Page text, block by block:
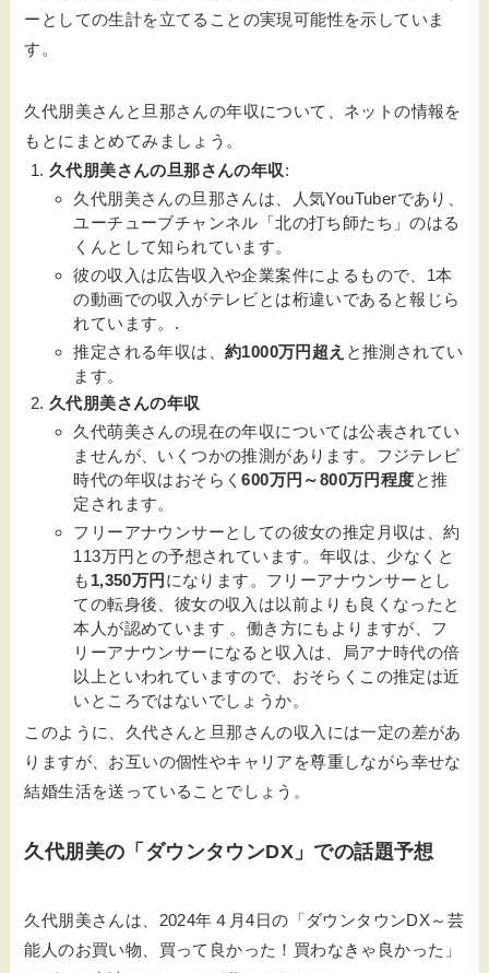
ーとしての生計を立てることの実現可能性を示していま
す。
久代朋美さんと旦那さんの年収について、ネットの情報を
もとにまとめてみましょう。
久代朋美さんの旦那さんの年収:
久代朋美さんの旦那さんは、人気YouTuberであり、
ユーチューブチャンネル「北の打ち師たち」のはる
くんとして知られています。
彼の収入は広告収入や企業案件によるもので、1本
の動画での収入がテレビとは桁違いであると報じら
れています。.
推定される年収は、約1000万円超え と推測されてい
ます。
久代朋美さんの年収
久代萌美さんの現在の年収については公表されてい
ませんが、いくつかの推測があります。フジテレビ
時代の年収はおそらく600万円～800万円程度と推
定されます。
フリーアナウンサーとしての彼女の推定月収は、約
113万円との予想されています。年収は、少なくと
も 1,350万円 になります。フリーアナウンサーとし
ての転身後、彼女の収入は以前よりも良くなったと
本人が認めています 。働き方にもよりますが、フ
リーアナウンサーになると収入は、局アナ時代の倍
以上といわれていますので、おそらくこの推定は近
いところではないでしょうか。
このように、久代さんと旦那さんの収入には一定の差があ
りますが、お互いの個性やキャリアを尊重しながら幸せな
結婚生活を送っていることでしょう。
久代朋美の「ダウンタウンDX」での話題予想
久代朋美さんは、2024年４月4日の「ダウンタウンDX～芸
能人のお買い物、買って良かった！買わなきゃ良かった」